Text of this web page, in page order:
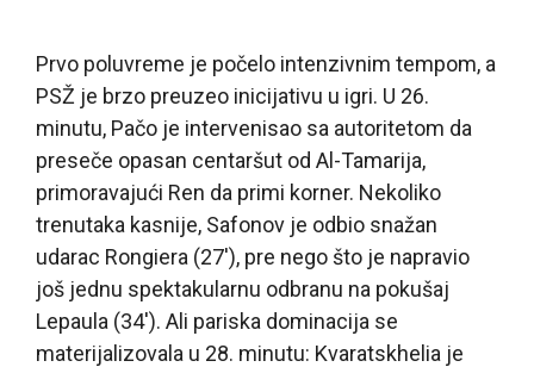
Prvo poluvreme je počelo intenzivnim tempom, a
PSŽ je brzo preuzeo inicijativu u igri. U 26.
minutu, Pačo je intervenisao sa autoritetom da
preseče opasan centaršut od Al-Tamarija,
primoravajući Ren da primi korner. Nekoliko
trenutaka kasnije, Safonov je odbio snažan
udarac Rongiera (27′), pre nego što je napravio
još jednu spektakularnu odbranu na pokušaj
Lepaula (34′). Ali pariska dominacija se
materijalizovala u 28. minutu: Kvaratskhelia je